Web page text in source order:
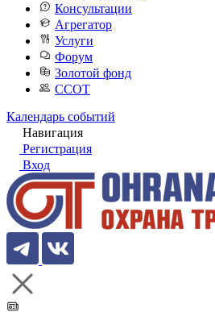
Консультации
Агрегатор
Услуги
Форум
Золотой фонд
ССОТ
Календарь событий
Навигация
Регистрация
Вход